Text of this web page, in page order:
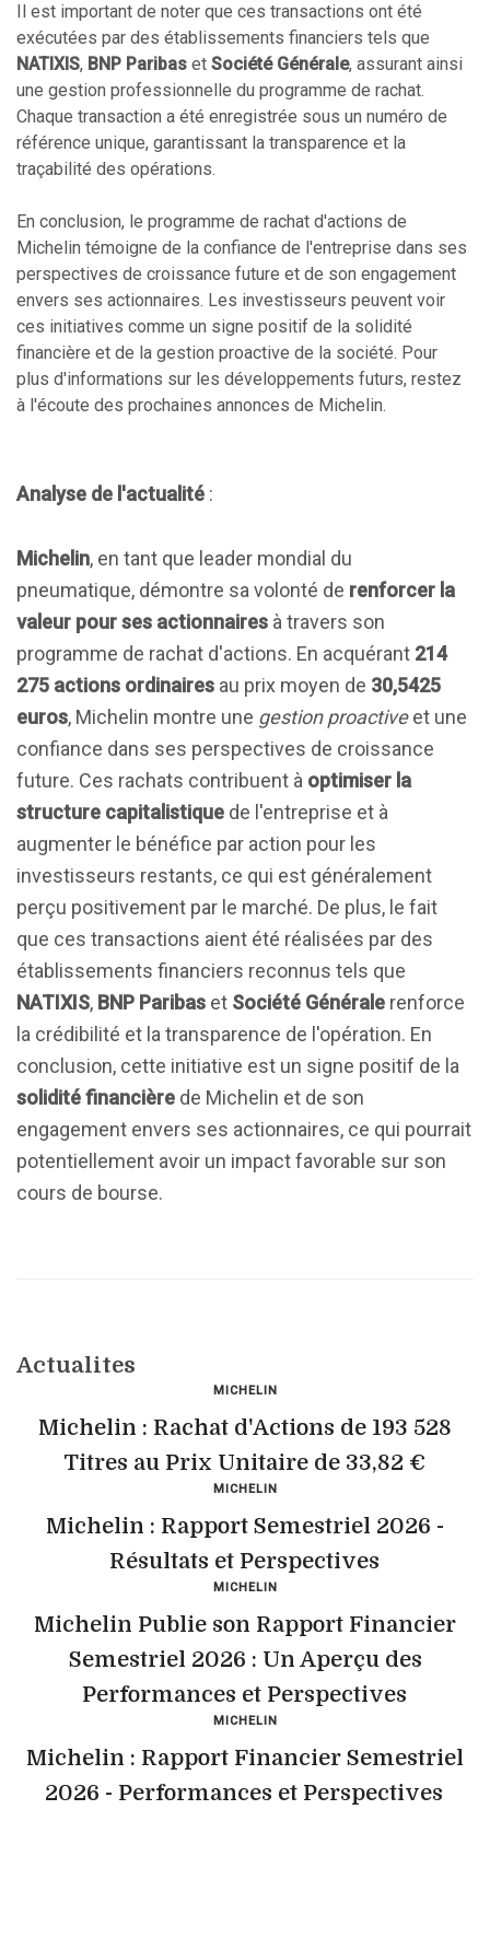
Il est important de noter que ces transactions ont été
exécutées par des établissements financiers tels que
NATIXIS, BNP Paribas et Société Générale, assurant ainsi
une gestion professionnelle du programme de rachat.
Chaque transaction a été enregistrée sous un numéro de
référence unique, garantissant la transparence et la
traçabilité des opérations.
En conclusion, le programme de rachat d'actions de
Michelin témoigne de la confiance de l'entreprise dans ses
perspectives de croissance future et de son engagement
envers ses actionnaires. Les investisseurs peuvent voir
ces initiatives comme un signe positif de la solidité
financière et de la gestion proactive de la société. Pour
plus d'informations sur les développements futurs, restez
à l'écoute des prochaines annonces de Michelin.
Analyse de l'actualité :
Michelin, en tant que leader mondial du
pneumatique, démontre sa volonté de renforcer la
valeur pour ses actionnaires à travers son
programme de rachat d'actions. En acquérant 214
275 actions ordinaires au prix moyen de 30,5425
euros, Michelin montre une gestion proactiveet une
confiance dans ses perspectives de croissance
future. Ces rachats contribuent à optimiser la
structure capitalistique de l'entreprise et à
augmenter le bénéfice par action pour les
investisseurs restants, ce qui est généralement
perçu positivement par le marché. De plus, le fait
que ces transactions aient été réalisées par des
établissements financiers reconnus tels que
NATIXIS, BNP Paribas et Société Générale renforce
la crédibilité et la transparence de l'opération. En
conclusion, cette initiative est un signe positif de la
solidité financière de Michelin et de son
engagement envers ses actionnaires, ce qui pourrait
potentiellement avoir un impact favorable sur son
cours de bourse.
Actualites
MICHELIN
Michelin : Rachat d'Actions de 193 528
Titres au Prix Unitaire de 33,82 €
MICHELIN
Michelin : Rapport Semestriel 2026 -
Résultats et Perspectives
MICHELIN
Michelin Publie son Rapport Financier
Semestriel 2026 : Un Aperçu des
Performances et Perspectives
MICHELIN
Michelin : Rapport Financier Semestriel
2026 - Performances et Perspectives